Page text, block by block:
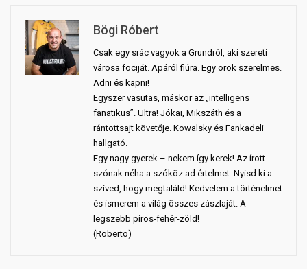
Bögi Róbert
Csak egy srác vagyok a Grundról, aki szereti
városa fociját. Apáról fiúra. Egy örök szerelmes.
Adni és kapni!
Egyszer vasutas, máskor az „intelligens
fanatikus”. Ultra! Jókai, Mikszáth és a
rántottsajt követője. Kowalsky és Fankadeli
hallgató.
Egy nagy gyerek – nekem így kerek! Az írott
szónak néha a szóköz ad értelmet. Nyisd ki a
szíved, hogy megtaláld! Kedvelem a történelmet
és ismerem a világ összes zászlaját. A
legszebb piros-fehér-zöld!
(Roberto)